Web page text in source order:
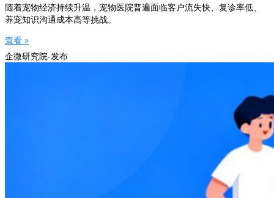
随着宠物经济持续升温，宠物医院普遍面临客户流失快、复诊率低、
养宠知识沟通成本高等挑战。
查看 »
企微研究院-发布